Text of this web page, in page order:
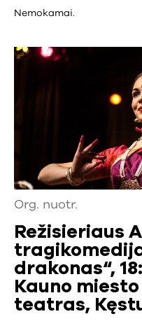
Nemokamai.
Org. nuotr.
Režisieriaus
drakonas“,
Kauno
teatras,